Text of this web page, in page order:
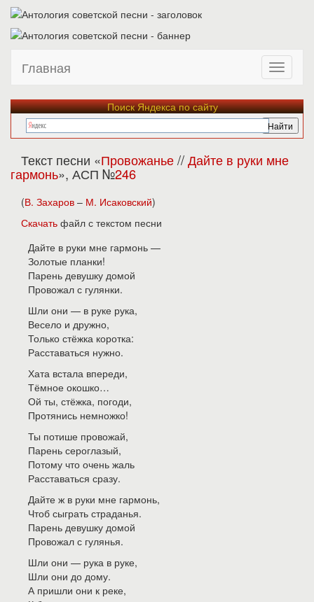
Главная
Поиск Яндекса по сайту
Текст песни «Провожанье//Дайте в руки мне
гармонь», АСП №246
(В. Захаров – М. Исаковский)
Скачать файл с текстом песни
Дайте в руки мне гармонь —
Золотые планки!
Парень девушку домой
Провожал с гулянки.
Шли они — в руке рука,
Весело и дружно,
Только стёжка коротка:
Расставаться нужно.
Хата встала впереди,
Тёмное окошко…
Ой ты, стёжка, погоди,
Протянись немножко!
Ты потише провожай,
Парень сероглазый,
Потому что очень жаль
Расставаться сразу.
Дайте ж в руки мне гармонь,
Чтоб сыграть страданья.
Парень девушку домой
Провожал с гулянья.
Шли они — рука в руке,
Шли они до дому.
А пришли они к реке,